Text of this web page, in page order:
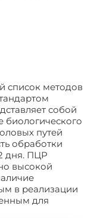
список методов
собой
биологического
путей
обработки
дня. ПЦР
высокой
в реализации
для